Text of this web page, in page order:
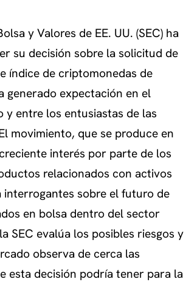
y Valores de EE. UU. (SEC) ha
su decisión sobre la solicitud de
índice de criptomonedas de
generado expectación en el
y entre los entusiastas de las
movimiento, que se produce en
interés por parte de los
relacionados con activos
interrogantes sobre el futuro de
en bolsa dentro del sector
SEC evalúa los posibles riesgos y
observa de cerca las
esta decisión podría tener para la